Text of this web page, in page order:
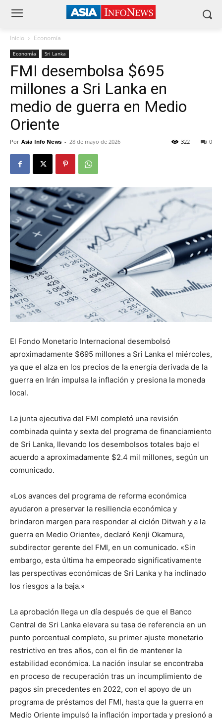
Inicio Economía
Economía Sri Lanka
FMI desembolsa $695
millones a Sri Lanka en
medio de guerra en Medio
Oriente
Por Asia Info News - 28 de mayo de 2026 0
322
El Fondo Monetario Internacional desembolsó
aproximadamente $695 millones a Sri Lanka el miércoles,
ya que el alza en los precios de la energía derivada de la
guerra en Irán impulsa la inflación y presiona la moneda
local.
La junta ejecutiva del FMI completó una revisión
combinada quinta y sexta del programa de financiamiento
de Sri Lanka, llevando los desembolsos totales bajo el
acuerdo a aproximadamente $2.4 mil millones, según un
comunicado.
«Los avances del programa de reforma económica
ayudaron a preservar la resiliencia económica y
brindaron margen para responder al ciclón Ditwah y a la
guerra en Medio Oriente», declaró Kenji Okamura,
subdirector gerente del FMI, en un comunicado. «Sin
embargo, esta última ha empeorado significativamente
las perspectivas económicas de Sri Lanka y ha inclinado
los riesgos a la baja.»
La aprobación llega un día después de que el Banco
Central de Sri Lanka elevara su tasa de referencia en un
punto porcentual completo, su primer ajuste monetario
restrictivo en tres años, con el fin de mantener la
estabilidad económica. La nación insular se encontraba
en proceso de recuperación tras un incumplimiento de
pagos sin precedentes en 2022, con el apoyo de un
programa de préstamos del FMI, hasta que la guerra en
Medio Oriente impulsó la inflación importada y presionó a